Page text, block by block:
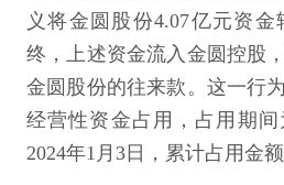
义将金圆股份4.07亿元资
终，上述资金流入金圆控股
金圆股份的往来款。这一行
经营性资金占用，占用期间
2024年1月3日，累计占用金额